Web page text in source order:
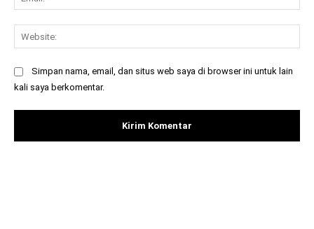
Simpan nama, email, dan situs web saya di browser ini untuk lain
kali saya berkomentar.